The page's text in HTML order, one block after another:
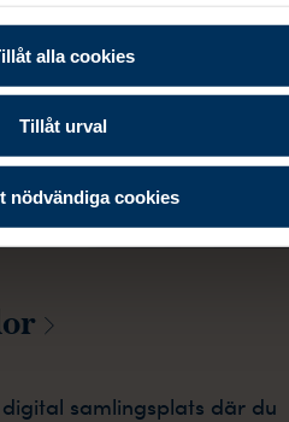
alla cookies
Tillåt urval
nödvändiga cookies
samlingsplats där du